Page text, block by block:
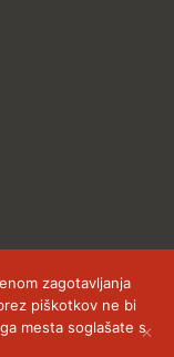
zagotavljanja
piškotkov ne bi
mesta soglašate s